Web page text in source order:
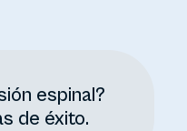
espinal?
de éxito.